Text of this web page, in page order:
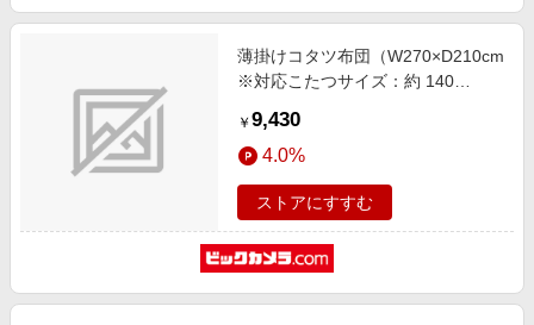
薄掛けコタツ布団（W270×D210cm
※対応こたつサイズ：約 140
形]
￥ 9,430
4.0%
ストアにすすむ